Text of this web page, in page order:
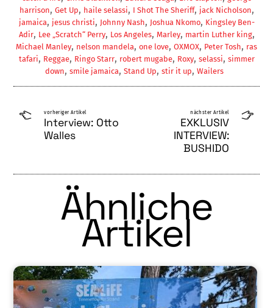
harrison, Get Up, haile selassi, I Shot The Sheriff, jack Nicholson,
jamaica, jesus christi, Johnny Nash, Joshua Nkomo, Kingsley Ben-
Adir, Lee „Scratch“ Perry, Los Angeles, Marley, martin Luther king,
Michael Manley, nelson mandela, one love, OXMOX, Peter Tosh, ras
tafari, Reggae, Ringo Starr, robert mugabe, Roxy, selassi, simmer
down,smile jamaica,Stand Up,stir it up,Wailers
vorheriger Artikel
Interview: Otto
Walles
nächster Artikel
EXKLUSIV
INTERVIEW:
BUSHIDO
Ähnliche
Artikel